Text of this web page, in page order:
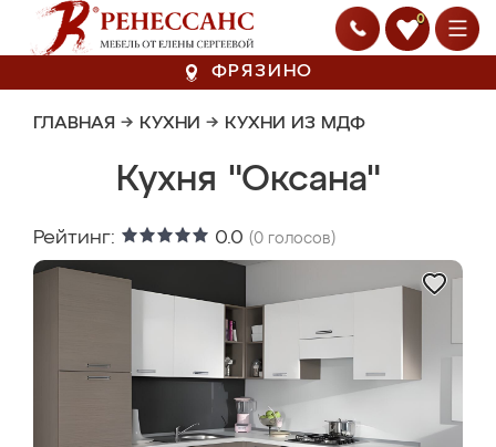
0
ФРЯЗИНО
ГЛАВНАЯ → КУХНИ → КУХНИ ИЗ МДФ
Кухня "Оксана"
Рейтинг: 0.0 (0 голосов)